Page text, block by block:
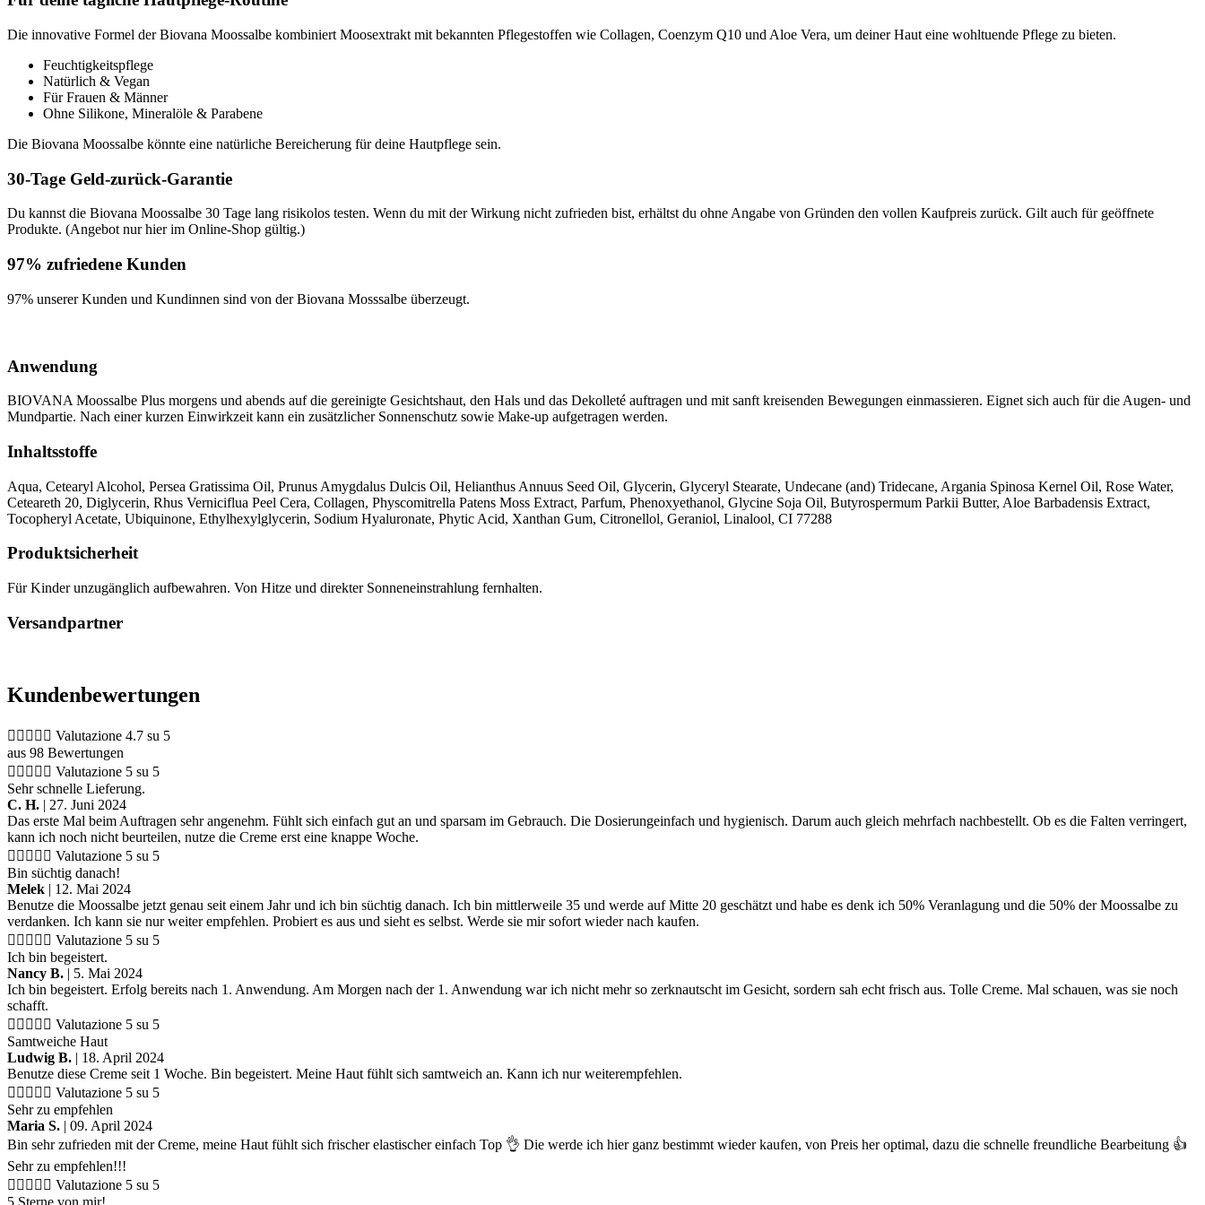
Die innovative Formel der Biovana Moossalbe kombiniert Moosextrakt mit bekannten Pflegestoffen wie Collagen, Coenzym Q10 und Aloe Vera, um deiner Haut eine wohltuende Pflege zu bieten.
Feuchtigkeitspflege
Natürlich & Vegan
Für Frauen & Männer
Ohne Silikone, Mineralöle & Parabene
Die Biovana Moossalbe könnte eine natürliche Bereicherung für deine Hautpflege sein.
30-Tage Geld-zurück-Garantie
Du kannst die Biovana Moossalbe 30 Tage lang risikolos testen. Wenn du mit der Wirkung nicht zufrieden bist, erhältst du ohne Angabe von Gründen den vollen Kaufpreis zurück. Gilt auch für geöffnete
Produkte. (Angebot nur hier im Online-Shop gültig.)
97% zufriedene Kunden
97% unserer Kunden und Kundinnen sind von der Biovana Mosssalbe überzeugt.
Anwendung
BIOVANA Moossalbe Plus morgens und abends auf die gereinigte Gesichtshaut, den Hals und das Dekolleté auftragen und mit sanft kreisenden Bewegungen einmassieren. Eignet sich auch für die Augen- und
Mundpartie. Nach einer kurzen Einwirkzeit kann ein zusätzlicher Sonnenschutz sowie Make-up aufgetragen werden.
Inhaltsstoffe
Aqua, Cetearyl Alcohol, Persea Gratissima Oil, Prunus Amygdalus Dulcis Oil, Helianthus Annuus Seed Oil, Glycerin, Glyceryl Stearate, Undecane (and) Tridecane, Argania Spinosa Kernel Oil, Rose Water,
Ceteareth 20, Diglycerin, Rhus Verniciflua Peel Cera, Collagen, Physcomitrella Patens Moss Extract, Parfum, Phenoxyethanol, Glycine Soja Oil, Butyrospermum Parkii Butter, Aloe Barbadensis Extract,
Tocopheryl Acetate, Ubiquinone, Ethylhexylglycerin, Sodium Hyaluronate, Phytic Acid, Xanthan Gum, Citronellol, Geraniol, Linalool, CI 77288
Produktsicherheit
Für Kinder unzugänglich aufbewahren. Von Hitze und direkter Sonneneinstrahlung fernhalten.
Versandpartner
Kundenbewertungen
     Valutazione 4.7 su 5
aus 98 Bewertungen
     Valutazione 5 su 5
Sehr schnelle Lieferung.
C. H. | 27. Juni 2024
Das erste Mal beim Auftragen sehr angenehm. Fühlt sich einfach gut an und sparsam im Gebrauch. Die Dosierungeinfach und hygienisch. Darum auch gleich mehrfach nachbestellt. Ob es die Falten verringert,
kann ich noch nicht beurteilen, nutze die Creme erst eine knappe Woche.
     Valutazione 5 su 5
Bin süchtig danach!
Melek | 12. Mai 2024
Benutze die Moossalbe jetzt genau seit einem Jahr und ich bin süchtig danach. Ich bin mittlerweile 35 und werde auf Mitte 20 geschätzt und habe es denk ich 50% Veranlagung und die 50% der Moossalbe zu
verdanken. Ich kann sie nur weiter empfehlen. Probiert es aus und sieht es selbst. Werde sie mir sofort wieder nach kaufen.
     Valutazione 5 su 5
Ich bin begeistert.
Nancy B. | 5. Mai 2024
Ich bin begeistert. Erfolg bereits nach 1. Anwendung. Am Morgen nach der 1. Anwendung war ich nicht mehr so zerknautscht im Gesicht, sordern sah echt frisch aus. Tolle Creme. Mal schauen, was sie noch
schafft.
     Valutazione 5 su 5
Samtweiche Haut
Ludwig B. | 18. April 2024
Benutze diese Creme seit 1 Woche. Bin begeistert. Meine Haut fühlt sich samtweich an. Kann ich nur weiterempfehlen.
     Valutazione 5 su 5
Sehr zu empfehlen
Maria S. | 09. April 2024
Bin sehr zufrieden mit der Creme, meine Haut fühlt sich frischer elastischer einfach Top 👌 Die werde ich hier ganz bestimmt wieder kaufen, von Preis her optimal, dazu die schnelle freundliche Bearbeitung 👍
Sehr zu empfehlen!!!
     Valutazione 5 su 5